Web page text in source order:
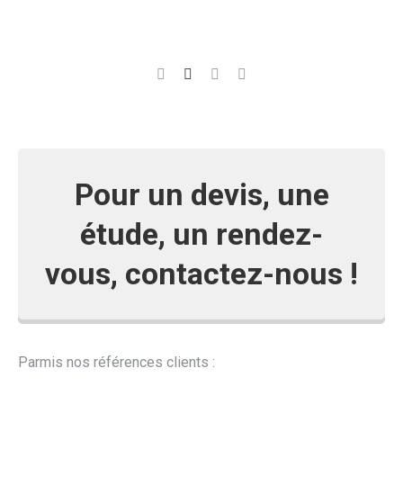
Pour un devis, une
étude, un rendez-
vous, contactez-nous !
Parmis nos références clients :